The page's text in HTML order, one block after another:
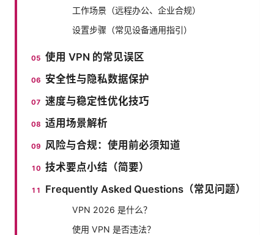
工作场景（远程办公、企业合规）
设置步骤（常见设备通用指引）
使用 VPN 的常见误区
安全性与隐私数据保护
速度与稳定性优化技巧
适用场景解析
风险与合规：使用前必须知道
技术要点小结（简要）
Frequently Asked Questions（常见问题）
VPN 2026 是什么？
使用 VPN 是否违法？